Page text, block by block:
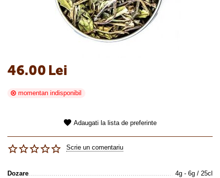
46.00 Lei
momentan indisponibil
Adaugati la lista de preferinte
Scrie un comentariu
Dozare
4g - 6g / 25cl